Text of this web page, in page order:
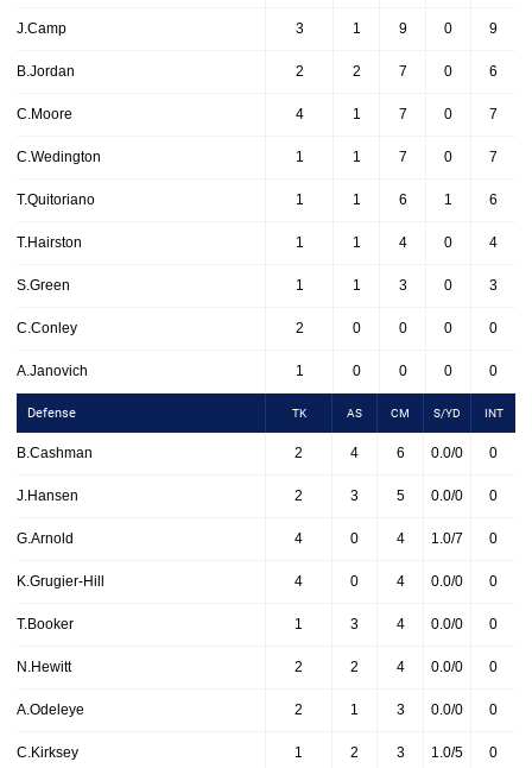
J.Camp 3 1 9 0 9
B.Jordan 2 2 7 0 6
C.Moore 4 1 7 0 7
C.Wedington 1 1 7 0 7
T.Quitoriano 1 1 6 1 6
T.Hairston 1 1 4 0 4
S.Green 1 1 3 0 3
C.Conley 2 0 0 0 0
A.Janovich 1 0 0 0 0
Defense TK AS CM S/YD INT
B.Cashman 2 4 6 0.0/0 0
J.Hansen 2 3 5 0.0/0 0
G.Arnold 4 0 4 1.0/7 0
K.Grugier-Hill 4 0 4 0.0/0 0
T.Booker 1 3 4 0.0/0 0
N.Hewitt 2 2 4 0.0/0 0
A.Odeleye 2 1 3 0.0/0 0
C.Kirksey 1 2 3 1.0/5 0